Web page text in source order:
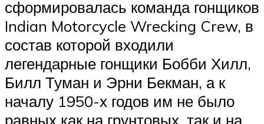
сформировалась команда гонщиков
Indian Motorcycle Wrecking Crew, в
состав которой входили
легендарные гонщики Бобби Хилл,
Билл Туман и Эрни Бекман, а к
началу 1950-х годов им не было
равных как на грунтовых, так и на